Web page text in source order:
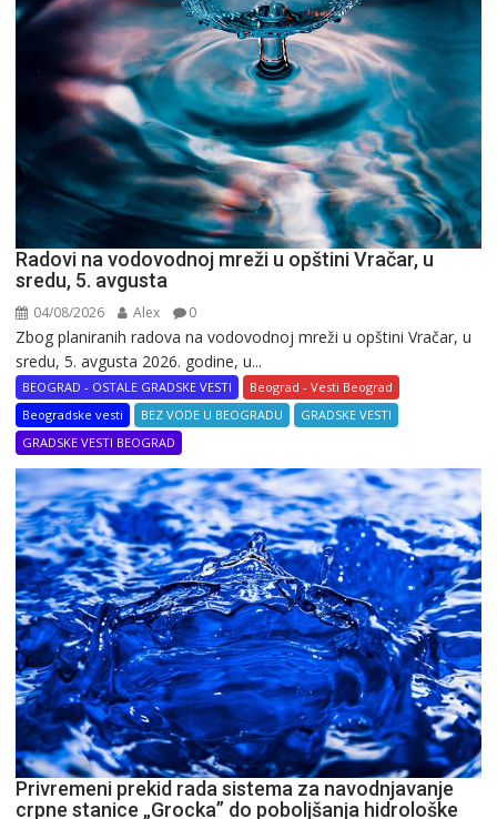
Radovi na vodovodnoj mreži u opštini Vračar, u
sredu, 5. avgusta
04/08/2026 Alex 0
Zbog planiranih radova na vodovodnoj mreži u opštini Vračar, u
sredu, 5. avgusta 2026. godine, u...
BEOGRAD - OSTALE GRADSKE VESTI
Beograd - Vesti Beograd
Beogradske vesti
BEZ VODE U BEOGRADU
GRADSKE VESTI
GRADSKE VESTI BEOGRAD
Privremeni prekid rada sistema za navodnjavanje
crpne stanice „Grocka” do poboljšanja hidrološke